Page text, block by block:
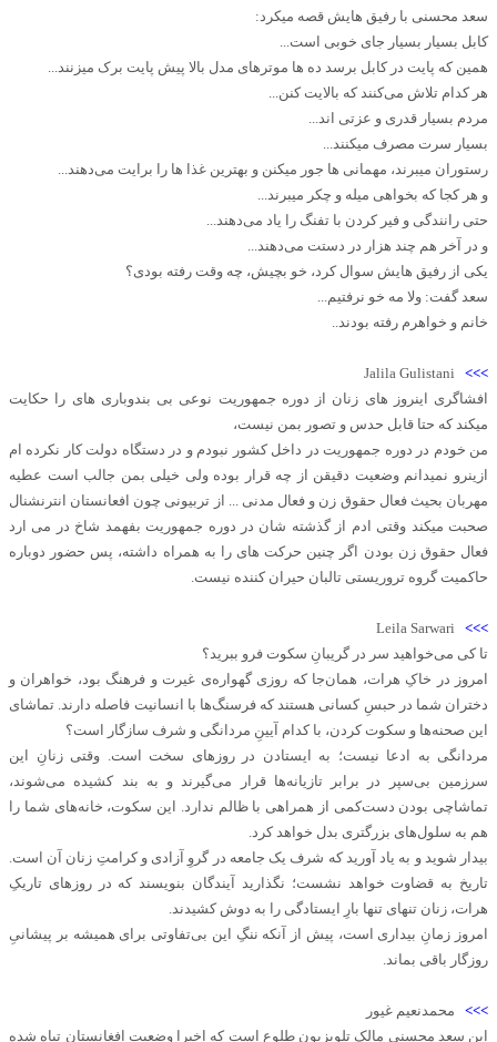
سعد محسنی با رفیق هایش قصه میکرد:
کابل بسیار بسیار جای خوبی است...
همین که پایت در کابل برسد ده ها موترهای مدل بالا پیش پایت برک میزنند...
هر کدام تلاش می‌کنند که بالایت کنن...
مردم بسیار قدری و عزتی اند...
بسیار سرت مصرف میکنند...
رستوران میبرند، مهمانی ها جور میکنن و بهترین غذا ها را برایت می‌دهند...
و هر کجا که بخواهی میله و چکر میبرند...
حتی رانندگی و فیر کردن با تفنگ را یاد می‌دهند...
و در آخر هم چند هزار در دستت می‌دهند...
یکی از رفیق هایش سوال کرد، خو بچیش، چه وقت رفته بودی؟
سعد گفت: ولا مه خو نرفتیم...
خانم و خواهرم رفته بودند..
>>>
Jalila Gulistani
افشاگری اینروز های زنان از دوره جمهوریت نوعی بی بندوباری های را حکایت
میکند که حتا قابل حدس و تصور بمن نیست،
من خودم در دوره جمهوریت در داخل کشور نبودم و در دستگاه دولت کار نکرده ام
ازینرو نمیدانم وضعیت دقیقن از چه قرار بوده ولی خیلی بمن جالب است عطیه
مهربان بحیث فعال حقوق زن و فعال مدنی ... از تربیونی چون افعانستان انترنشنال
صحبت میکند وقتی ادم از گذشته شان در دوره جمهوریت بفهمد شاخ در می ارد
فعال حقوق زن بودن اگر چنین حرکت های را به همراه داشته، پس حضور دوباره
حاکمیت گروه تروریستی تالبان حیران کننده نیست.
>>>
Leila Sarwari
تا کی می‌خواهید سر در گریبانِ سکوت فرو ببرید؟
امروز در خاکِ هرات، همان‌جا که روزی گهواره‌ی غیرت و فرهنگ بود، خواهران و
دختران شما در حبسِ کسانی هستند که فرسنگ‌ها با انسانیت فاصله دارند. تماشای
این صحنه‌ها و سکوت کردن، با کدام آیینِ مردانگی و شرف سازگار است؟
مردانگی به ادعا نیست؛ به ایستادن در روزهای سخت است. وقتی زنانِ این
سرزمین بی‌سپر در برابر تازیانه‌ها قرار می‌گیرند و به بند کشیده می‌شوند،
تماشاچی بودن دست‌کمی از همراهی با ظالم ندارد. این سکوت، خانه‌های شما را
هم به سلول‌های بزرگتری بدل خواهد کرد.
بیدار شوید و به یاد آورید که شرف یک جامعه در گروِ آزادی و کرامتِ زنان آن است.
تاریخ به قضاوت خواهد نشست؛ نگذارید آیندگان بنویسند که در روزهای تاریکِ
هرات، زنان تنهای تنها بارِ ایستادگی را به دوش کشیدند.
امروز زمانِ بیداری است، پیش از آنکه ننگِ این بی‌تفاوتی برای همیشه بر پیشانیِ
روزگار باقی بماند.
>>> محمدنعیم غیور
این سعد محسنی مالک تلویزیون طلوع است که اخیرا وضعیت افغانستان تباه شده